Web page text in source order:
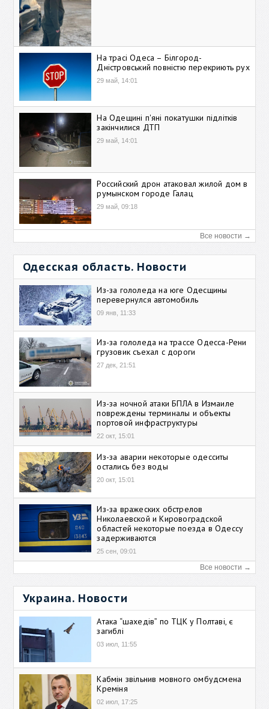
На трасі Одеса – Білгород-
Дністровський повністю перекриють рух
29 май, 14:01
На Одещині п'яні покатушки підлітків
закінчилися ДТП
29 май, 14:01
Российский дрон атаковал жилой дом в
румынском городе Галац
29 май, 09:18
Все новости →
Одесская область. Новости
Из-за гололеда на юге Одесщины
перевернулся автомобиль
09 янв, 11:33
Из-за гололеда на трассе Одесса-Рени
грузовик съехал с дороги
27 дек, 21:51
Из-за ночной атаки БПЛА в Измаиле
повреждены терминалы и объекты
портовой инфраструктуры
22 окт, 15:01
Из-за аварии некоторые одесситы
остались без воды
20 окт, 15:01
Из-за вражеских обстрелов
Николаевской и Кировоградской
областей некоторые поезда в Одессу
задерживаются
25 сен, 09:01
Все новости →
Украина. Новости
Атака “шахедів” по ТЦК у Полтаві, є
загиблі
03 июл, 11:55
Кабмін звільнив мовного омбудсмена
Креміня
02 июл, 17:25